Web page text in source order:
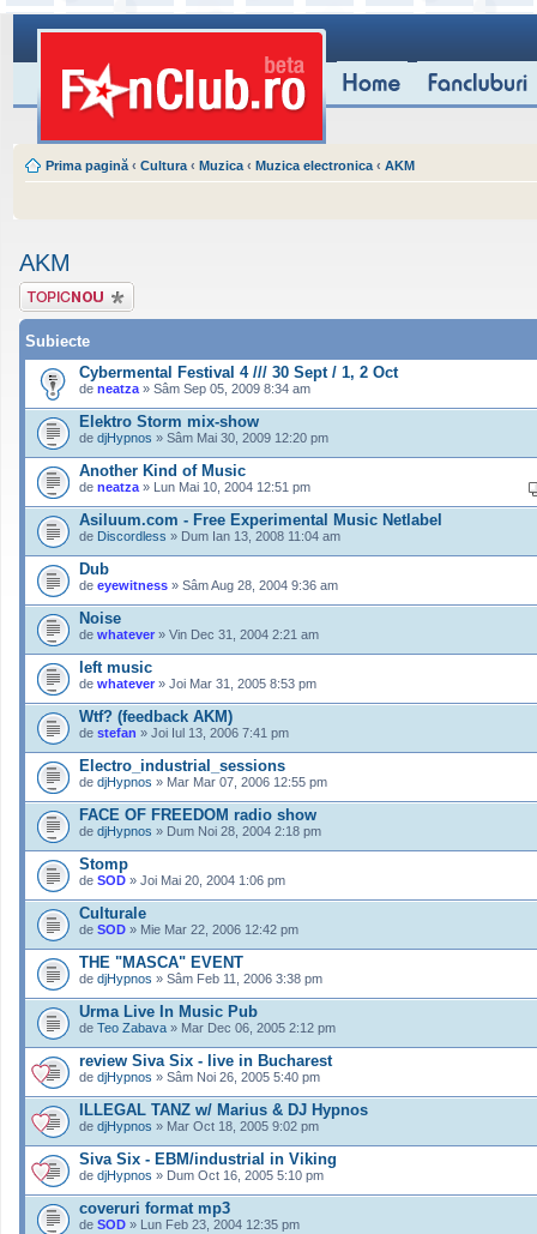
Prima pagină ‹ Cultura ‹ Muzica ‹ Muzica electronica ‹ AKM
AKM
Scrie un subiect
nou
Subiecte
Cybermental Festival 4 /// 30 Sept / 1, 2 Oct
de neatza » Sâm Sep 05, 2009 8:34 am
Elektro Storm mix-show
de djHypnos » Sâm Mai 30, 2009 12:20 pm
Another Kind of Music
de neatza » Lun Mai 10, 2004 12:51 pm
Asiluum.com - Free Experimental Music Netlabel
de Discordless » Dum Ian 13, 2008 11:04 am
Dub
de eyewitness » Sâm Aug 28, 2004 9:36 am
Noise
de whatever » Vin Dec 31, 2004 2:21 am
left music
de whatever » Joi Mar 31, 2005 8:53 pm
Wtf? (feedback AKM)
de stefan » Joi Iul 13, 2006 7:41 pm
Electro_industrial_sessions
de djHypnos » Mar Mar 07, 2006 12:55 pm
FACE OF FREEDOM radio show
de djHypnos » Dum Noi 28, 2004 2:18 pm
Stomp
de SOD » Joi Mai 20, 2004 1:06 pm
Culturale
de SOD » Mie Mar 22, 2006 12:42 pm
THE "MASCA" EVENT
de djHypnos » Sâm Feb 11, 2006 3:38 pm
Urma Live In Music Pub
de Teo Zabava » Mar Dec 06, 2005 2:12 pm
review Siva Six - live in Bucharest
de djHypnos » Sâm Noi 26, 2005 5:40 pm
ILLEGAL TANZ w/ Marius & DJ Hypnos
de djHypnos » Mar Oct 18, 2005 9:02 pm
Siva Six - EBM/industrial in Viking
de djHypnos » Dum Oct 16, 2005 5:10 pm
coveruri format mp3
de SOD » Lun Feb 23, 2004 12:35 pm